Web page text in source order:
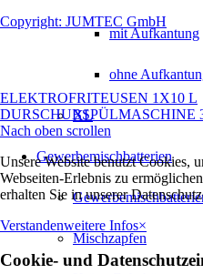
mit Aufkantung
ohne
XL
Gewerbemischbatterien
Mischzapfen
Copyright: JUMTEC GmbH
ELEKTROFRITEUSEN 1X10 L
DURSCHUBSPÜLMASCHINE
Nach oben scrollen
Unsere Website benutzt Cookies,
Webseiten-Erlebnis zu
erhalten Sie in unserer
Verstandenweitere Infos×
Cookie- und